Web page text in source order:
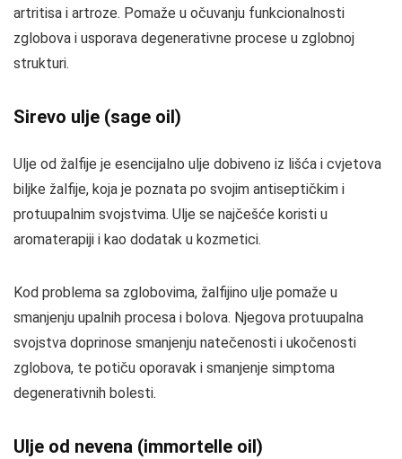
artritisa i artroze. Pomaže u očuvanju funkcionalnosti
zglobova i usporava degenerativne procese u zglobnoj
strukturi.
Sirevo ulje (sage oil)
Ulje od žalfije je esencijalno ulje dobiveno iz lišća i cvjetova
biljke žalfije, koja je poznata po svojim antiseptičkim i
protuupalnim svojstvima. Ulje se najčešće koristi u
aromaterapiji i kao dodatak u kozmetici.
Kod problema sa zglobovima, žalfijino ulje pomaže u
smanjenju upalnih procesa i bolova. Njegova protuupalna
svojstva doprinose smanjenju natečenosti i ukočenosti
zglobova, te potiču oporavak i smanjenje simptoma
degenerativnih bolesti.
Ulje od nevena (immortelle oil)